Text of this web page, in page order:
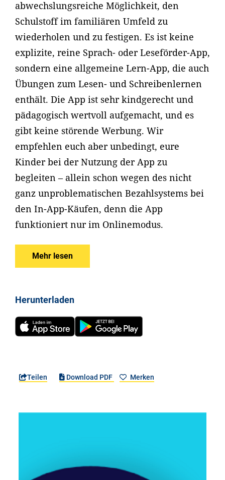
abwechslungsreiche Möglichkeit, den
Schulstoff im familiären Umfeld zu
wiederholen und zu festigen. Es ist keine
explizite, reine Sprach- oder Leseförder-App,
sondern eine allgemeine Lern-App, die auch
Übungen zum Lesen- und Schreibenlernen
enthält. Die App ist sehr kindgerecht und
pädagogisch wertvoll aufgemacht, und es
gibt keine störende Werbung. Wir
empfehlen euch aber unbedingt, eure
Kinder bei der Nutzung der App zu
begleiten – allein schon wegen des nicht
ganz unproblematischen Bezahlsystems bei
den In-App-Käufen, denn die App
funktioniert nur im Onlinemodus.
Mehr lesen
Herunterladen
Teilen Download PDF Merken